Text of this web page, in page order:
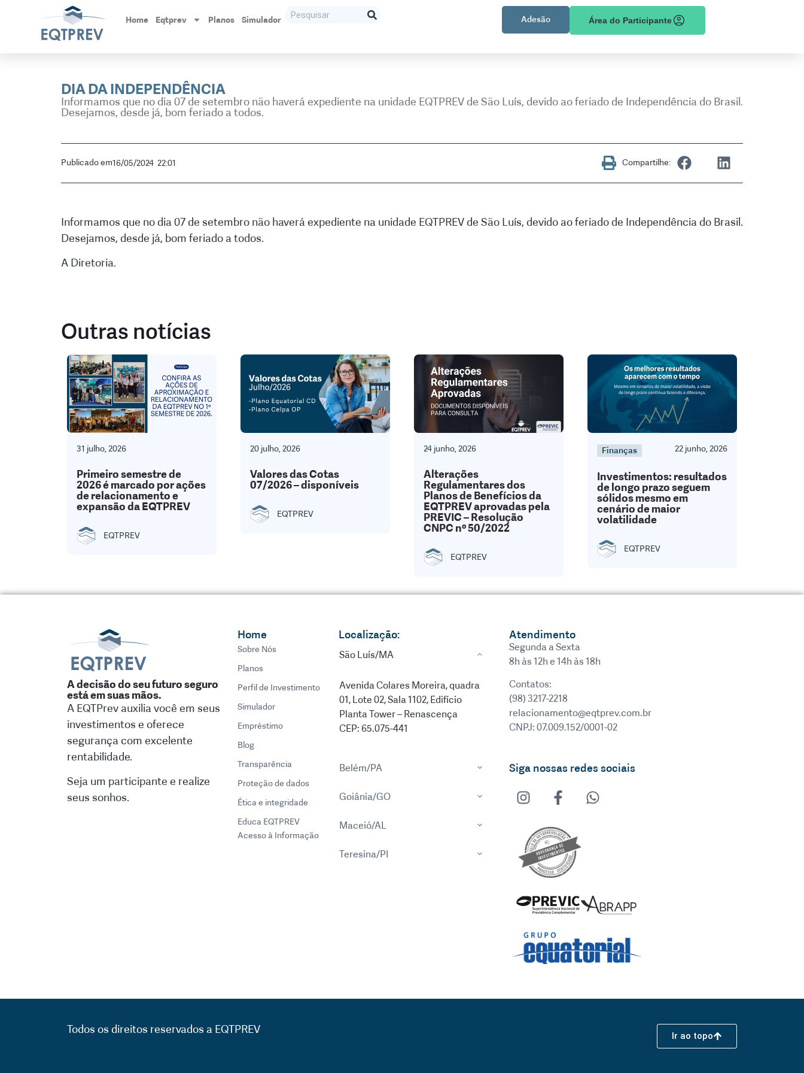
Home Eqtprev Planos Simulador Adesão Área do Participante
DIA DA INDEPENDÊNCIA
Informamos que no dia 07 de setembro não haverá expediente na unidade EQTPREV de São Luís, devido ao feriado de Independência do Brasil.
Desejamos, desde já, bom feriado a todos.
Publicado em16/05/2024 22:01 Compartilhe:
Informamos que no dia 07 de setembro não haverá expediente na unidade EQTPREV de São Luís, devido ao feriado de Independência do Brasil.
Desejamos, desde já, bom feriado a todos.
A Diretoria.
Outras notícias
31 julho, 2026
Primeiro semestre de
2026 é marcado por ações
de relacionamento e
expansão da EQTPREV
EQTPREV
20 julho, 2026
Valores das Cotas
07/2026 – disponíveis
EQTPREV
24 junho, 2026
Alterações
Regulamentares dos
Planos de Benefícios da
EQTPREV aprovadas pela
PREVIC – Resolução
CNPC nº 50/2022
EQTPREV
Finanças 22 junho, 2026
Investimentos: resultados
de longo prazo seguem
sólidos mesmo em
cenário de maior
volatilidade
EQTPREV
A decisão do seu futuro seguro
está em suas mãos.
A EQTPrev auxilia você em seus
investimentos e oferece
segurança com excelente
rentabilidade.
Seja um participante e realize
seus sonhos.
Home
Sobre Nós
Planos
Perfil de Investimento
Simulador
Empréstimo
Blog
Transparência
Proteção de dados
Ética e integridade
Educa EQTPREV
Acesso à Informação
Localização:
São Luís/MA
Avenida Colares Moreira, quadra
01, Lote 02, Sala 1102, Edifício
Planta Tower – Renascença
CEP: 65.075-441
Belém/PA
Goiânia/GO
Maceió/AL
Teresina/PI
Atendimento
Segunda a Sexta
8h às 12h e 14h às 18h
Contatos:
(98) 3217-2218
relacionamento@eqtprev.com.br
CNPJ: 07.009.152/0001-02
Siga nossas redes sociais
Todos os direitos reservados a EQTPREV Ir ao topo